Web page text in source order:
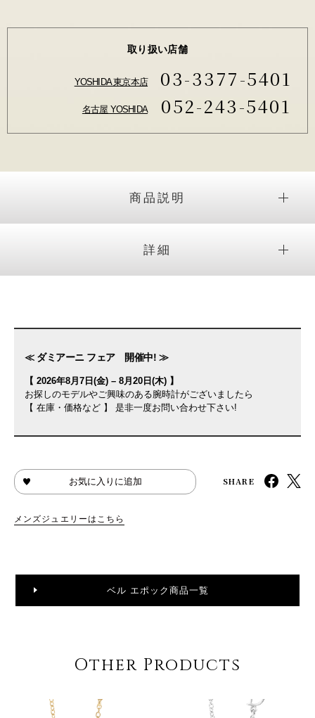
取り扱い店舗
YOSHIDA 東京本店 03-3377-5401
名古屋 YOSHIDA 052-243-5401
商品説明
詳細
≪ ダミアーニ フェア 開催中! ≫
【 2026年8月7日(金) – 8月20日(木) 】
お探しのモデルやご興味のある腕時計がございましたら
【 在庫・価格など 】 是非一度お問い合わせ下さい!
お気に入りに追加 SHARE
メンズジュエリーはこちら
ベル エポック商品一覧
Other Products